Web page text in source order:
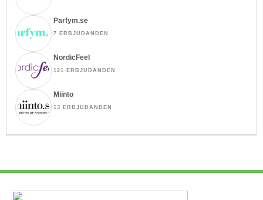
Parfym.se
7 ERBJUDANDEN
NordicFeel
121 ERBJUDANDEN
Miinto
13 ERBJUDANDEN